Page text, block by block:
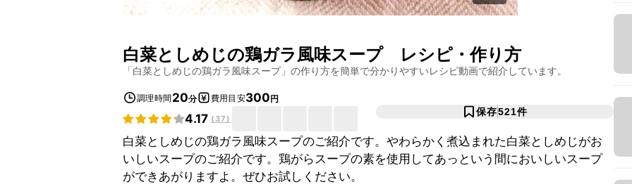
白菜としめじの鶏ガラ風味スープレシピ・作り方
「白菜としめじの鶏ガラ風味スープ」の作り方を簡単で分かりやすいレシピ動画で紹介しています。
調理時間 20分 費用目安300円
4.17 ( 37)
保存521件
白菜としめじの鶏ガラ風味スープのご紹介です。やわらかく煮込まれた白菜としめじがお
いしいスープのご紹介です。鶏がらスープの素を使用してあっという間においしいスープ
ができあがりますよ。ぜひお試しください。